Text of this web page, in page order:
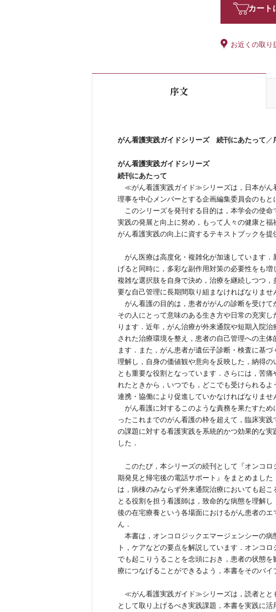
カート
お近くの取り
序文
がん看護実践ガイドシリーズ 続刊にあたって ／
がん看護実践ガイドシリーズ
続刊にあたって
≪がん看護実践ガイド≫シリーズは，日本がん
理事を中心メンバーとする企画編集委員会のもと
このシリーズを発刊する目的は，本学会の使
実践の発展と向上に努め，もって人々の健康と
がん看護実践の向上に資するテキストブックを提
がん医療は高度化・複雑化が加速しています
げると同時に，多彩な副作用対策の必要性をも
複雑な選択肢を自身で決め，治療を継続しつつ
要な自己管理に長期間取り組まなければなりませ
がん看護の目的は，患者ががんの診断を受けて
その人にとって意味のある生き方や日常の充実
ります．近年，がん治療が外来通院や短期入院
された治療環境を整え，患者の自己管理への主
ます．また，がん患者が遺伝子診断・検査に基
理解し，自身の価値観や意向を反映した，納得
とも重要な役割となっています．さらには，苦
れたときから，いつでも，どこでも受けられる
連携・協働により促進していかなければなりませ
がん看護に対するこのような責務を果たすた
ったこれまでのがん看護の枠を超えて，臨床実
の課題に対する看護実践を系統的かつ効果的な
した．
このたび，本シリーズの続刊として『オンコ
期発見と帰宅後の電話サポート』をまとめまし
は，病棟のみならず外来通院治療においても起
とる役割を担う看護師は，致命的な病態を理解
後の在宅療養という各場面におけるがん患者の
ん．
本書は，オンコロジックエマージェンシーの病
ト，ケアなどの要点を解説しています．オンコ
でも起こりうることを念頭におき，患者の状態
療につなげることができるよう，本書をそのバイ
≪がん看護実践ガイド≫シリーズは，読者とと
として取り上げるべき実践課題，本書を実践に